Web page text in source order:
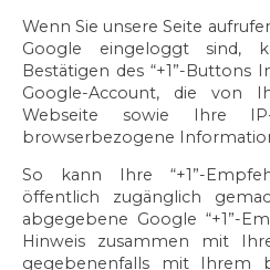
Wenn Sie unsere Seite
Google eingeloggt sind,
Bestätigen des “+1”-
Google-Account, die von
Webseite sowie Ihre
browserbezogene
So kann Ihre “+1”-
öffentlich zugänglich
abgegebene Google “+1”-
Hinweis zusammen mit
gegebenenfalls mit Ihrem